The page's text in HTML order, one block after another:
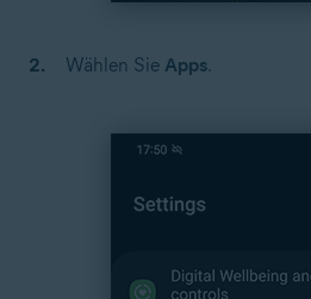
Wählen Sie Apps.